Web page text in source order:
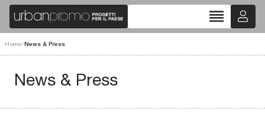
reorder
Home/News & Press
News & Press